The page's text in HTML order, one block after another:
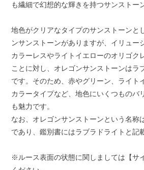
も繊細で幻想的な輝きを持つサンストー
地色がクリアなタイプのサンストーンと
ンサンストーンがありますが、イリュー
カラーレスやライトイエローのオリゴク
ことに対し、オレゴンサンストーンはラ
です。そのため、赤やグリーン、ライト
カラータイプなど、地色にいくつものバ
も魅力です。
なお、オレゴンサンストーンという名称
であり、鑑別書にはラブラドライトと記
※ルース表面の状態に関しましては【サ